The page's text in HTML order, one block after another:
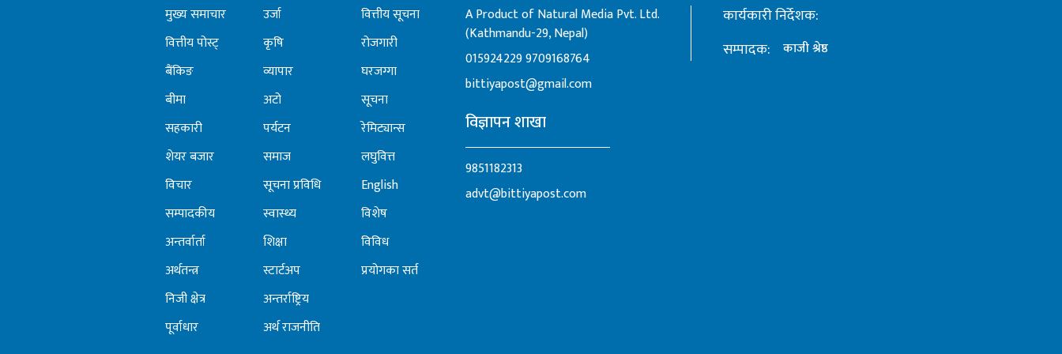
मुख्य समाचार
वित्तीय पोस्ट्
बैंकिङ
बीमा
सहकारी
शेयर बजार
विचार
सम्पादकीय
अन्तर्वार्ता
अर्थतन्त्र
निजी क्षेत्र
पूर्वाधार
उर्जा
कृषि
व्यापार
अटो
पर्यटन
समाज
सूचना प्रविधि
स्वास्थ्य
शिक्षा
स्टार्टअप
अन्तर्राष्ट्रिय
अर्थ राजनीति
वित्तीय सूचना
रोजगारी
घरजग्गा
सूचना
रेमिट्यान्स
लघुवित्त
English
विशेष
विविध
प्रयोगका सर्त
A Product of Natural Media Pvt. Ltd.
(Kathmandu-29, Nepal)
0159242299709168764
bittiyapost@gmail.com
विज्ञापन शाखा
9851182313
advt@bittiyapost.com
कार्यकारी निर्देशक:
सम्पादक:
काजी श्रेष्ठ